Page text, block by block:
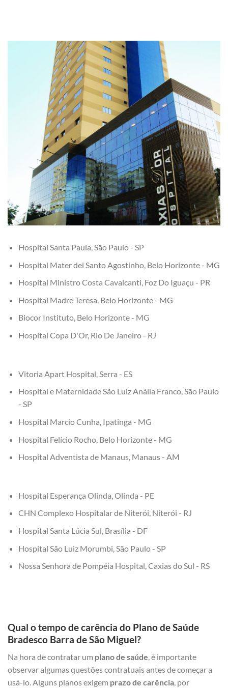
Hospital Santa Paula, São Paulo - SP
Hospital Mater dei Santo Agostinho, Belo Horizonte - MG
Hospital Ministro Costa Cavalcanti, Foz Do Iguaçu - PR
Hospital Madre Teresa, Belo Horizonte - MG
Biocor Instituto, Belo Horizonte - MG
Hospital Copa D'Or, Rio De Janeiro - RJ
Vitoria Apart Hospital, Serra - ES
Hospital e Maternidade São Luiz Anália Franco, São Paulo
- SP
Hospital Marcio Cunha, Ipatinga - MG
Hospital Felício Rocho, Belo Horizonte - MG
Hospital Adventista de Manaus, Manaus - AM
Hospital Esperança Olinda, Olinda - PE
CHN Complexo Hospitalar de Niterói, Niterói - RJ
Hospital Santa Lúcia Sul, Brasília - DF
Hospital São Luiz Morumbi, São Paulo - SP
Nossa Senhora de Pompéia Hospital, Caxias do Sul - RS
Qual o tempo de carência do Plano de Saúde
Bradesco Barra de São Miguel?
Na hora de contratar um plano de saúde, é importante
observar algumas questões contratuais antes de começar a
usá-lo. Alguns planos exigem prazo de carência, por